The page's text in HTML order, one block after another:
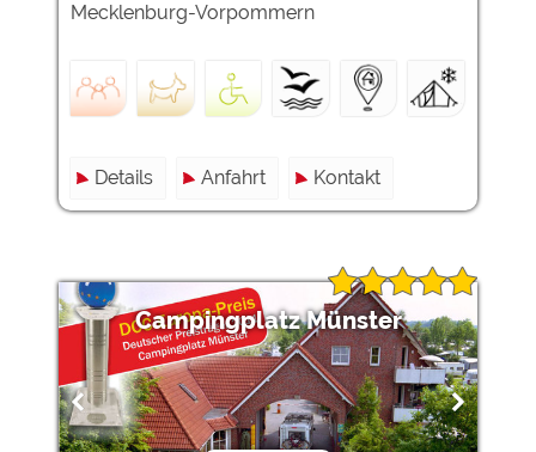
Mecklenburg-Vorpommern
Details Anfahrt Kontakt
Campingplatz Münster